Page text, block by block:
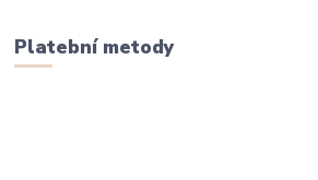
Platební metody